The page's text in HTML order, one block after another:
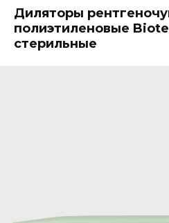
Диляторы
полиэтиленовые
стерильные